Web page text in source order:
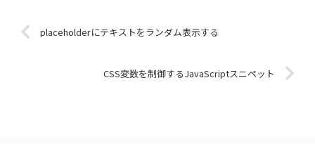
placeholderにテキストをランダム表示する
CSS変数を制御するJavaScriptスニペット